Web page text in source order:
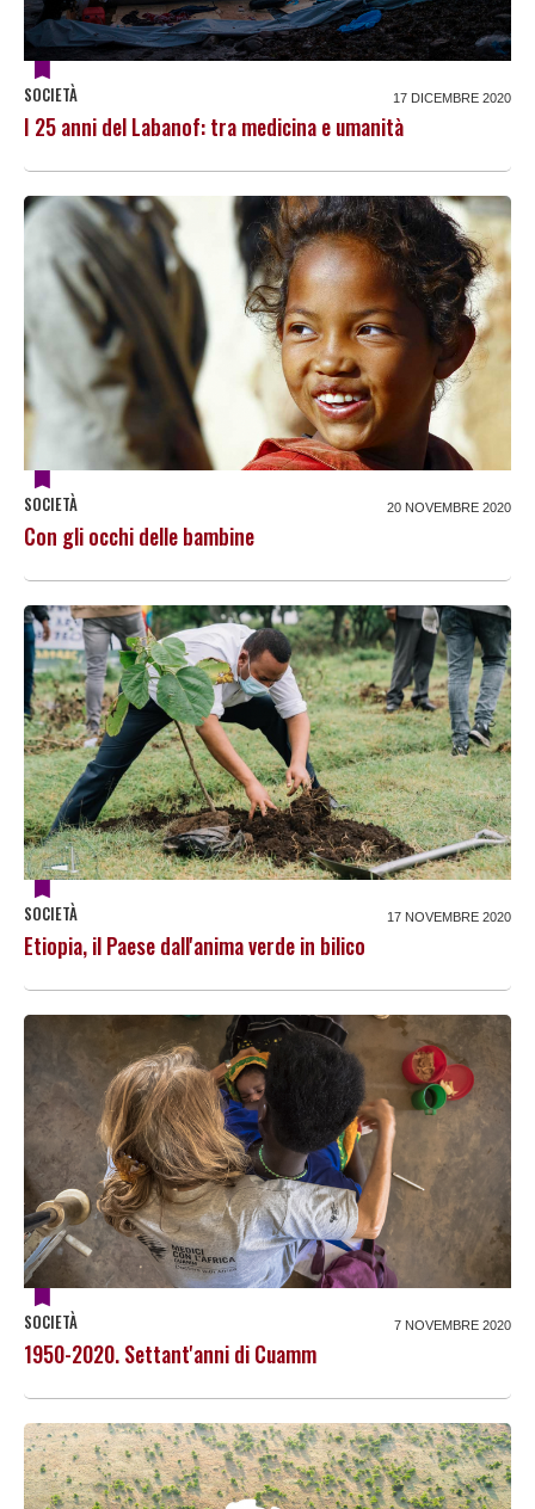
SOCIETÀ 17 DICEMBRE 2020
I 25 anni del Labanof: tra medicina e umanità
SOCIETÀ 20 NOVEMBRE 2020
Con gli occhi delle bambine
SOCIETÀ 17 NOVEMBRE 2020
Etiopia, il Paese dall'anima verde in bilico
SOCIETÀ 7 NOVEMBRE 2020
1950-2020. Settant'anni di Cuamm